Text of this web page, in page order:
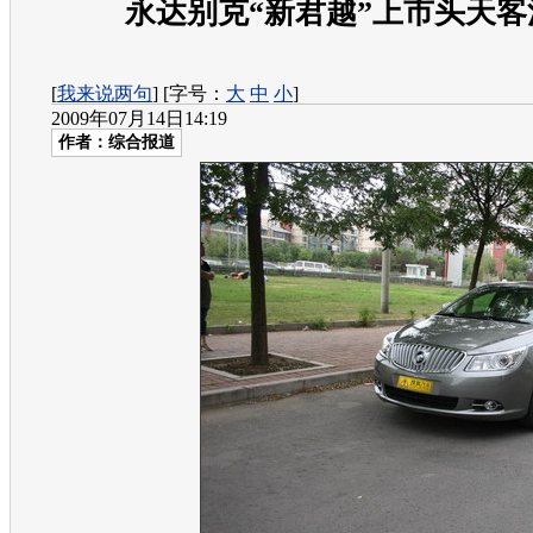
永达别克“新君越”上市头天
[我来说两句] [字号： 大 中 小]
2009年07月14日14:19
作者：综合报道